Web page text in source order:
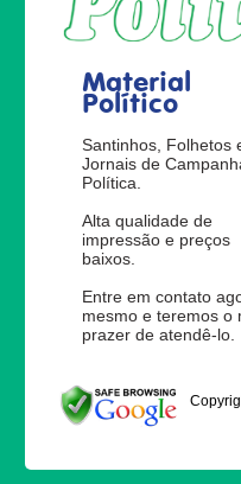
Material
Político
Santinhos, Folhetos
Jornais de
Política.
Alta qualidade de
impressão e preços
baixos.
Entre em contato
mesmo e teremos o
prazer de atendê-lo.